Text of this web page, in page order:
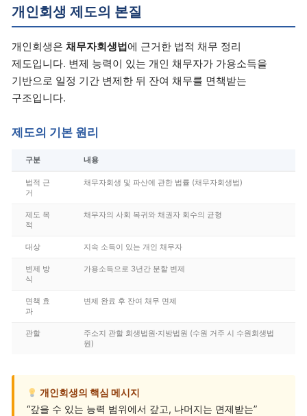
개인회생 제도의 본질
개인회생은 채무자회생법에 근거한 법적 채무 정리
제도입니다. 변제 능력이 있는 개인 채무자가 가용소득을
기반으로 일정 기간 변제한 뒤 잔여 채무를 면책받는
구조입니다.
제도의 기본 원리
구분 내용
법적 근
거
채무자회생 및 파산에 관한 법률 (채무자회생법)
제도 목
적
채무자의 사회 복귀와 채권자 회수의 균형
대상 지속 소득이 있는 개인 채무자
변제 방
식
가용소득으로 3년간 분할 변제
면책 효
과
변제 완료 후 잔여 채무 면제
관할
주소지 관할 회생법원·지방법원 (수원 거주 시 수원회생법
원)
개인회생의 핵심 메시지
“갚을 수 있는 능력 범위에서 갚고, 나머지는 면제받는”